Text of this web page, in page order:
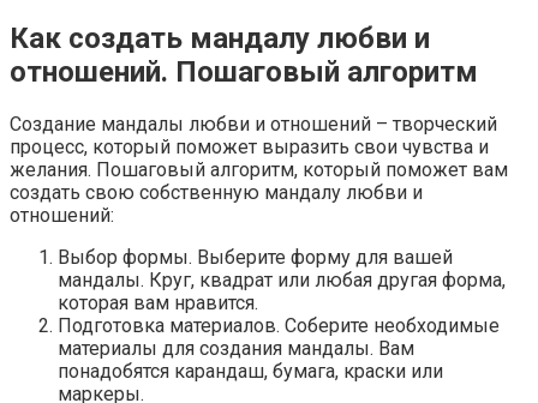
Как создать мандалу любви и
отношений. Пошаговый алгоритм
Создание мандалы любви и отношений – творческий
процесс, который поможет выразить свои чувства и
желания. Пошаговый алгоритм, который поможет вам
создать свою собственную мандалу любви и
отношений:
Выбор формы. Выберите форму для вашей
мандалы. Круг, квадрат или любая другая форма,
которая вам нравится.
Подготовка материалов. Соберите необходимые
материалы для создания мандалы. Вам
понадобятся карандаш, бумага, краски или
маркеры.